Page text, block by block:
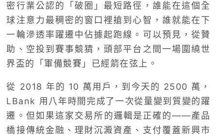
密行業公認的「破圈」最短路徑，誰能在這個全
球注意力最稠密的窗口裡搶到心智，誰就能在下
一輪滲透率躍遷中佔據起跑線。可以預見，從贊
助、空投到賽事競猜，頭部平台之間一場圍繞世
界盃的「軍備競賽」已經箭在弦上。
從 2018 年的 10 萬用戶，到今天的 2500 萬，
LBank 用八年時間完成了一次從量變到質變的躍
遷。但如果這家交易所的邏輯是正確的——產品
橋接傳統金融、理財沉澱資產、支付覆蓋新興市